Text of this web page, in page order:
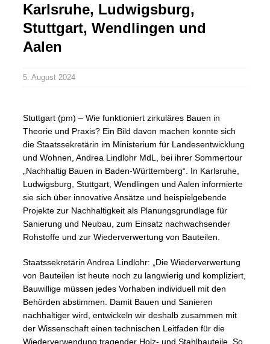
Karlsruhe, Ludwigsburg,
Stuttgart, Wendlingen und
Aalen
5. August 2024
Stuttgart (pm) – Wie funktioniert zirkuläres Bauen in
Theorie und Praxis? Ein Bild davon machen konnte sich
die Staatssekretärin im Ministerium für Landesentwicklung
und Wohnen, Andrea Lindlohr MdL, bei ihrer Sommertour
„Nachhaltig Bauen in Baden-Württemberg“. In Karlsruhe,
Ludwigsburg, Stuttgart, Wendlingen und Aalen informierte
sie sich über innovative Ansätze und beispielgebende
Projekte zur Nachhaltigkeit als Planungsgrundlage für
Sanierung und Neubau, zum Einsatz nachwachsender
Rohstoffe und zur Wiederverwertung von Bauteilen.
Staatssekretärin Andrea Lindlohr: „Die Wiederverwertung
von Bauteilen ist heute noch zu langwierig und kompliziert,
Bauwillige müssen jedes Vorhaben individuell mit den
Behörden abstimmen. Damit Bauen und Sanieren
nachhaltiger wird, entwickeln wir deshalb zusammen mit
der Wissenschaft einen technischen Leitfaden für die
Wiederverwendung tragender Holz- und Stahlbauteile. So